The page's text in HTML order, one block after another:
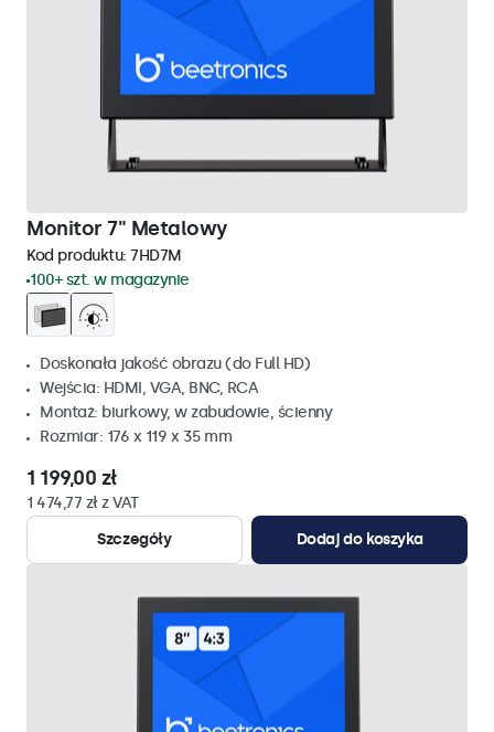
Monitor 7" Metalowy
Kod produktu: 7HD7M
100+ szt. w magazynie
Doskonała jakość obrazu (do Full HD)
Wejścia: HDMI, VGA, BNC, RCA
Montaż: biurkowy, w zabudowie, ścienny
Rozmiar: 176 x 119 x 35 mm
1 199,00 zł
1 474,77 zł z VAT
Szczegóły
Dodaj do koszyka